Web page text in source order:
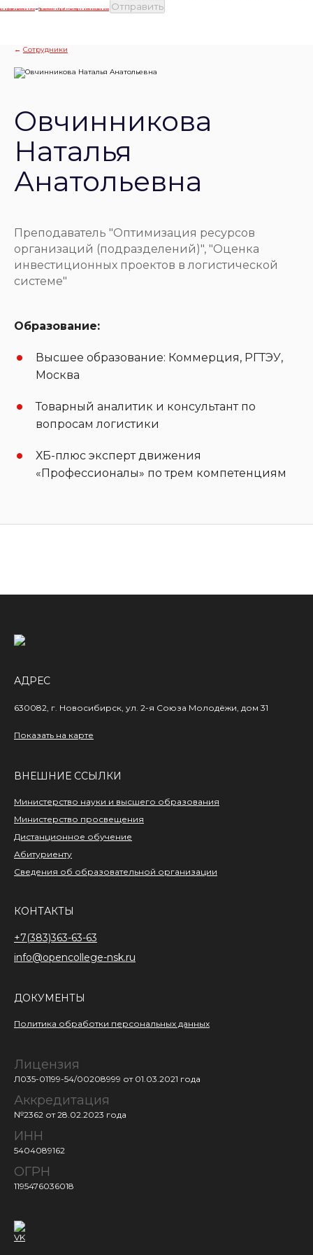
конфиденциальности и Правилами обработки персональных данных
← Сотрудники
Овчинникова
Наталья
Анатольевна
Преподаватель "Оптимизация ресурсов
организаций (подразделений)", "Оценка
инвестиционных проектов в логистической
системе"
Образование:
Высшее образование: Коммерция, РГТЭУ,
Москва
Товарный аналитик и консультант по
вопросам логистики
ХБ-плюс эксперт движения
«Профессионалы» по трем компетенциям
АДРЕС
630082, г. Новосибирск, ул. 2-я Союза Молодёжи, дом 31
Показать на карте
ВНЕШНИЕ ССЫЛКИ
Министерство науки и высшего образования
Министерство просвещения
Дистанционное обучение
Абитуриенту
Сведения об образовательной организации
КОНТАКТЫ
+7(383)363-63-63
info@opencollege-nsk.ru
ДОКУМЕНТЫ
Политика обработки персональных данных
Лицензия
Л035-01199-54/00208999 от 01.03.2021 года
Аккредитация
№2362 от 28.02.2023 года
ИНН
5404089162
ОГРН
1195476036018